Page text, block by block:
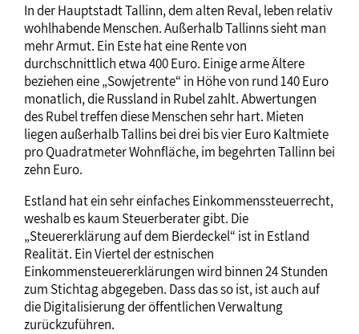
In der Hauptstadt Tallinn, dem alten Reval, leben relativ
wohlhabende Menschen. Außerhalb Tallinns sieht man
mehr Armut. Ein Este hat eine Rente von
durchschnittlich etwa 400 Euro. Einige arme Ältere
beziehen eine „Sowjetrente“ in Höhe von rund 140 Euro
monatlich, die Russland in Rubel zahlt. Abwertungen
des Rubel treffen diese Menschen sehr hart. Mieten
liegen außerhalb Tallins bei drei bis vier Euro Kaltmiete
pro Quadratmeter Wohnfläche, im begehrten Tallinn bei
zehn Euro.
Estland hat ein sehr einfaches Einkommenssteuerrecht,
weshalb es kaum Steuerberater gibt. Die
„Steuererklärung auf dem Bierdeckel“ ist in Estland
Realität. Ein Viertel der estnischen
Einkommensteuererklärungen wird binnen 24 Stunden
zum Stichtag abgegeben. Dass das so ist, ist auch auf
die Digitalisierung der öffentlichen Verwaltung
zurückzuführen.